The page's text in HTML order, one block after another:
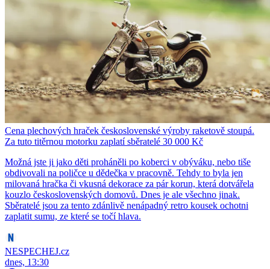
Cena plechových hraček československé výroby raketově stoupá.
Za tuto titěrnou motorku zaplatí sběratelé 30 000 Kč
Možná jste ji jako děti proháněli po koberci v obýváku, nebo tiše
obdivovali na poličce u dědečka v pracovně. Tehdy to byla jen
milovaná hračka či vkusná dekorace za pár korun, která dotvářela
kouzlo československých domovů. Dnes je ale všechno jinak.
Sběratelé jsou za tento zdánlivě nenápadný retro kousek ochotni
zaplatit sumu, ze které se točí hlava.
NESPECHEJ.cz
dnes, 13:30